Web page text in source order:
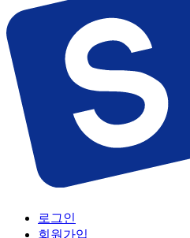
로그인
회원가입